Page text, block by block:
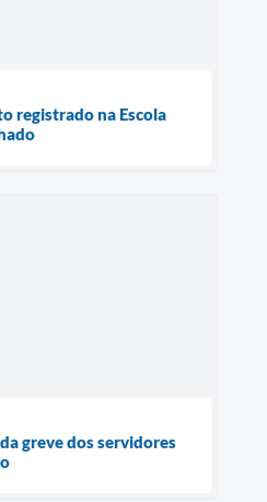
registrado na Escola
greve dos servidores